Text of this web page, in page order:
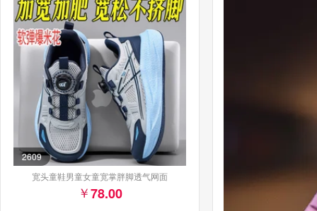
2609
宽头童鞋男童女童宽掌胖脚透气网面
78.00